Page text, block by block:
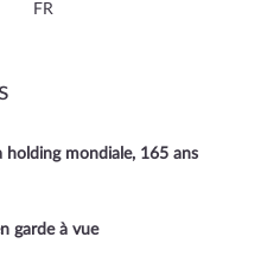
FR
holding mondiale, 165 ans
garde à vue